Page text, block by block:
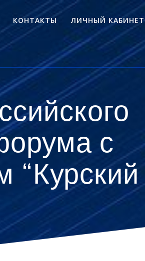
КОНТАКТЫ ЛИЧНЫЙ КАБИНЕТ
с